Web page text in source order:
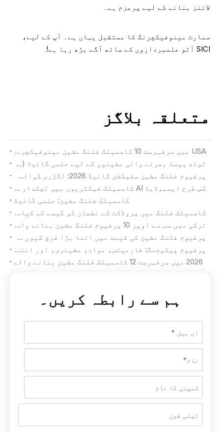
لائنز بنانے کے لیے پرعزم ہے۔
سمارٹ مینوفیکچرنگ کا مستقبل یہاں ہے۔ آپ کے لیے،
SICI آٹو علمبرداروں کے ساتھ آگے بڑھ رہا ہے!
متعلقہ بلاگز
USA میں سرفہرست 10 کاسمیٹک فلنگ مشین مینوفیکچررز
ٹوتھ پیسٹ بھرنے والی مشینوں کے لیے حتمی گائیڈ (2026)
پرفیوم فلنگ مشین سلیکشن گائیڈ 2026: لگژری کوالٹی اور زیادہ سے زیادہ پیداوار حاصل کرنا
کس طرح ایمبوڈیڈ AI کاسمیٹک فیکٹریوں میں لچکدار مینوفیکچرنگ کی نئی تعریف کرتا ہے۔
کاسمیٹک فلنگ مشین: حتمی گائیڈ
کاسمیٹک فلنگ میں پروڈکٹ کے نقصان کو کیسے کم کیا جائے۔
ترکی میں سب سے اوپر 10 پرفیوم فلنگ مشین بنانے والے
پرفیوم فلنگ مشین کی قیمت میں اتنا بڑا فرق کیوں ہے؟
پرفیوم پیکیجنگ: فارمیٹس، مواد، مشینری، اور انتخاب کا معیار
2026 میں سرفہرست 12 کاسمیٹک فلنگ مشین بنانے والے
ہم سے رابطہ کریں۔